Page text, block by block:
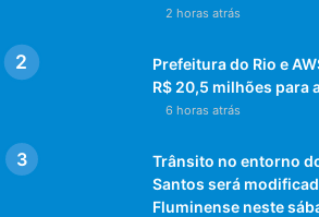
2 horas atrás
Prefeitura do Rio e
R$ 20,5 milhões para
6 horas atrás
Trânsito no entorno
Santos será
Fluminense neste